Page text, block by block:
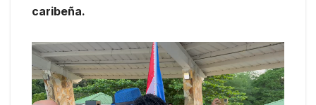
caribeña.